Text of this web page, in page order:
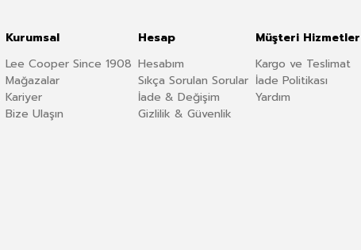
Kurumsal
Lee Cooper Since 1908
Mağazalar
Kariyer
Bize Ulaşın
Hesap
Hesabım
Sıkça Sorulan Sorular
İade & Değişim
Gizlilik & Güvenlik
Müşteri
Kargo ve Teslimat
İade Politikası
Yardım